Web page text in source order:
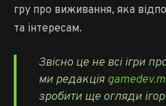
гру про виживання, яка
та інтересам.
Звісно це не всі ігри
ми редакція
зробити ще огляди